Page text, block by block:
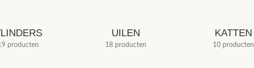
producten
UILEN
18 producten
KATTEN
10 producten